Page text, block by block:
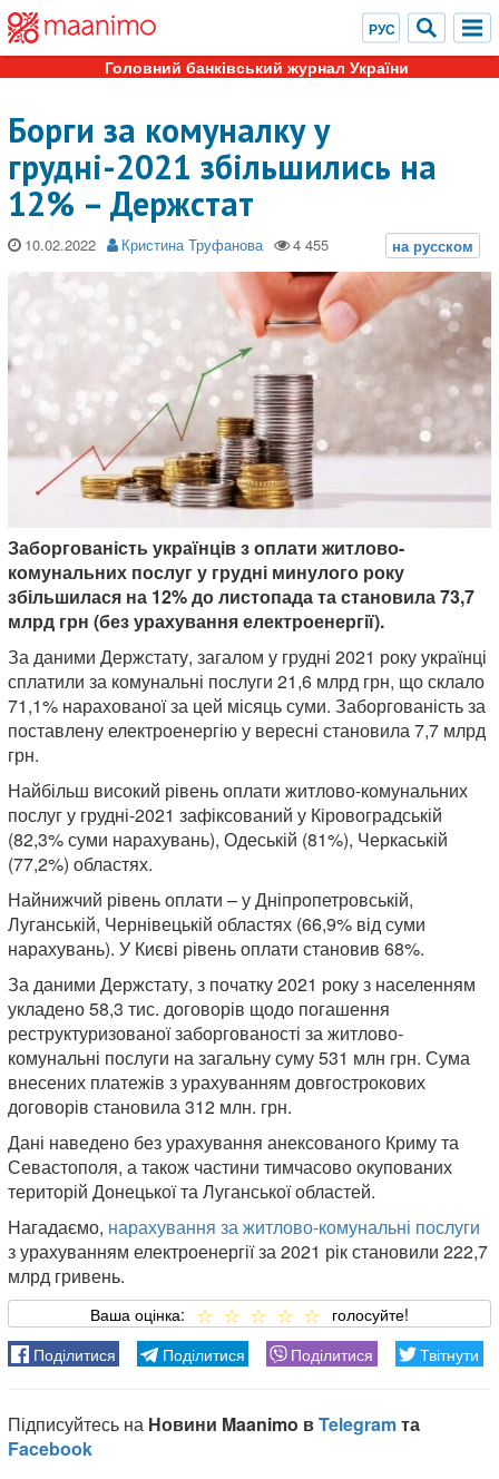
Головний банківський журнал України
Борги за комуналку у
грудні-2021 збільшились на
12% – Держстат
10.02.2022 Кристина Труфанова
Заборгованість українців з оплати житлово-
комунальних послуг у грудні минулого року
збільшилася на 12% до листопада та становила 73,7
млрд грн (без урахування електроенергії).
За даними Держстату, загалом у грудні 2021 року українці
сплатили за комунальні послуги 21,6 млрд грн, що склало
71,1% нарахованої за цей місяць суми. Заборгованість за
поставлену електроенергію у вересні становила 7,7 млрд
грн.
Найбільш високий рівень оплати житлово-комунальних
послуг у грудні-2021 зафіксований у Кіровоградській
(82,3% суми нарахувань), Одеській (81%), Черкаській
(77,2%) областях.
Найнижчий рівень оплати – у Дніпропетровській,
Луганській, Чернівецькій областях (66,9% від суми
нарахувань). У Києві рівень оплати становив 68%.
За даними Держстату, з початку 2021 року з населенням
укладено 58,3 тис. договорів щодо погашення
реструктуризованої заборгованості за житлово-
комунальні послуги на загальну суму 531 млн грн. Сума
внесених платежів з урахуванням довгострокових
договорів становила 312 млн. грн.
Дані наведено без урахування анексованого Криму та
Севастополя, а також частини тимчасово окупованих
територій Донецької та Луганської областей.
Нагадаємо, нарахування за житлово-комунальні послуги
з урахуванням електроенергії за 2021 рік становили 222,7
млрд гривень.